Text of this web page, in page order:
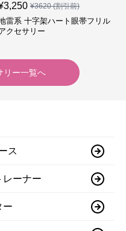
3,250 ¥3620(割引前)
雷系 十字架ハート眼帯フリル
クセサリー
リー一覧へ
ス
レーナー
ー